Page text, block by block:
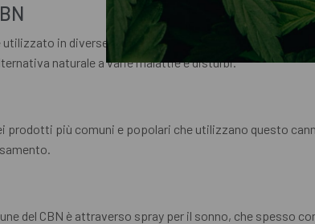
utilizzato in diverse forme dalle persone. A causa delle
naturale a varie malattie e disturbi.
prodotti più comuni e popolari che utilizzano questo
del CBN è attraverso spray per il sonno, che spesso